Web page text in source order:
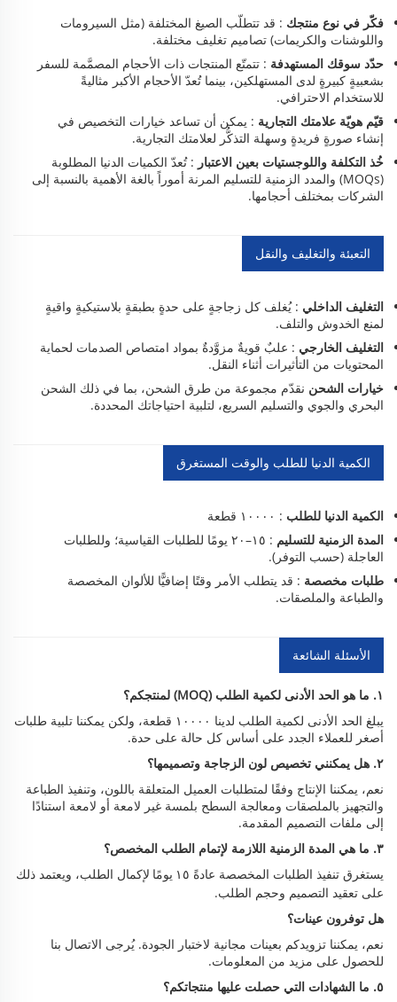
فكّر في نوع منتجك : قد تتطلّب الصيغ المختلفة (مثل السيرومات
واللوشنات والكريمات) تصاميم تغليف مختلفة.
حدّد سوقك المستهدفة : تتمتّع المنتجات ذات الأحجام المصمَّمة للسفر
بشعبيةٍ كبيرةٍ لدى المستهلكين، بينما تُعدّ الأحجام الأكبر مثاليةً
للاستخدام الاحترافي.
قيّم هويّة علامتك التجارية : يمكن أن تساعد خيارات التخصيص في
إنشاء صورةٍ فريدةٍ وسهلة التذكُّر لعلامتك التجارية.
خُذ التكلفة واللوجستيات بعين الاعتبار : تُعدّ الكميات الدنيا المطلوبة
(MOQs) والمدد الزمنية للتسليم المرنة أموراً بالغة الأهمية بالنسبة إلى
الشركات بمختلف أحجامها.
التعبئة والتغليف والنقل
التغليف الداخلي : يُغلف كل زجاجةٍ على حدةٍ بطبقةٍ بلاستيكيةٍ واقيةٍ
لمنع الخدوش والتلف.
التغليف الخارجي : علبٌ قويةٌ مزوَّدةٌ بمواد امتصاص الصدمات لحماية
المحتويات من التأثيرات أثناء النقل.
خيارات الشحن نقدّم مجموعة من طرق الشحن، بما في ذلك الشحن
البحري والجوي والتسليم السريع، لتلبية احتياجاتك المحددة.
الكمية الدنيا للطلب والوقت المستغرق
الكمية الدنيا للطلب : ١٠٠٠٠ قطعة
المدة الزمنية للتسليم
: ١٥–٢٠ يومًا للطلبات القياسية؛ وللطلبات
العاجلة (حسب التوفر).
طلبات مخصصة : قد يتطلب الأمر وقتًا إضافيًّا للألوان المخصصة
والطباعة والملصقات.
الأسئلة الشائعة
١. ما هو الحد الأدنى لكمية الطلب (MOQ) لمنتجكم؟
يبلغ الحد الأدنى لكمية الطلب لدينا ١٠٠٠٠ قطعة، ولكن يمكننا تلبية طلبات
أصغر للعملاء الجدد على أساس كل حالة على حدة.
٢. هل يمكنني تخصيص لون الزجاجة وتصميمها؟
نعم، يمكننا الإنتاج وفقًا لمتطلبات العميل المتعلقة باللون، وتنفيذ الطباعة
والتجهيز بالملصقات ومعالجة السطح بلمسة غير لامعة أو لامعة استنادًا
إلى ملفات التصميم المقدمة.
٣. ما هي المدة الزمنية اللازمة لإتمام الطلب المخصص؟
يستغرق تنفيذ الطلبات المخصصة عادةً ١٥ يومًا
لإكمال الطلب، ويعتمد ذلك
على تعقيد التصميم وحجم الطلب.
هل توفرون عينات؟
نعم، يمكننا تزويدكم بعينات مجانية لاختبار الجودة. يُرجى الاتصال بنا
للحصول على مزيد من المعلومات.
٥. ما الشهادات التي حصلت عليها منتجاتكم؟